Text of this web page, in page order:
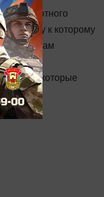
высотного
подъезду к которому
фактам
некоторые